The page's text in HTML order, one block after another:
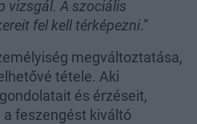
vizsgál. A szociális
fel kell térképezni.”
megváltoztatása,
tétele. Aki
és érzéseit,
feszengést kiváltó